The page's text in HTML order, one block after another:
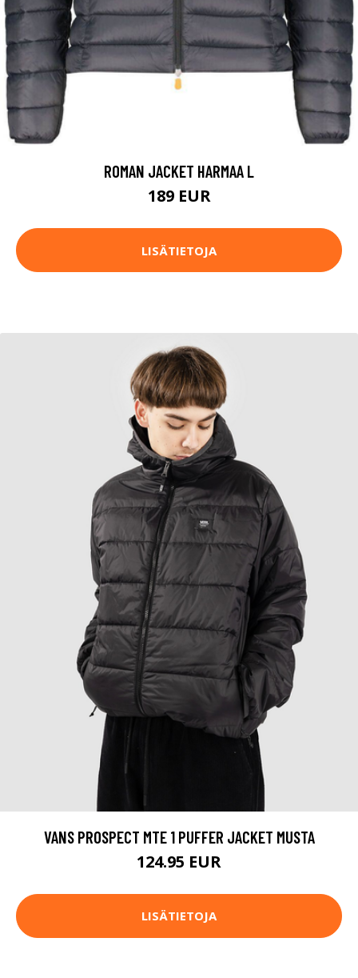
ROMAN JACKET HARMAA L
189 EUR
LISÄTIETOJA
VANS PROSPECT MTE 1 PUFFER JACKET MUSTA
124.95 EUR
LISÄTIETOJA